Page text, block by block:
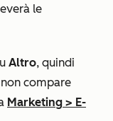
le
Altro, quindi
non compare
Marketing > E-